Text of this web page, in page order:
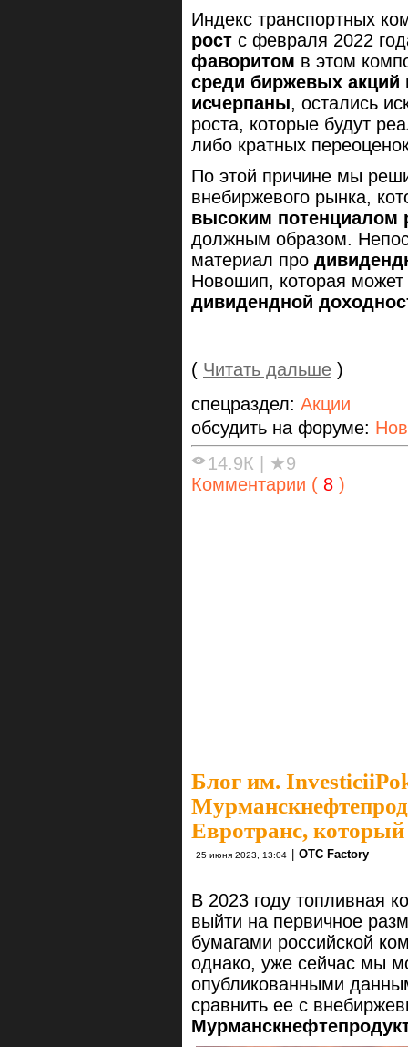
Индекс транспортных
рост с февраля 2022
фаворитом в этом
среди биржевых акций
исчерпаны, остались
роста, которые будут
либо кратных
По этой причине мы
внебиржевого рынка,
высоким потенциалом
должным образом.
материал про
Новошип, которая
дивидендной
( Читать дальше )
спецраздел: Акции
обсудить на форуме:
14.9К
★9
Комментарии ( 8 )
Блог им.
Евротранс,
25 июня 2023, 13:04 OTC Factory
В 2023 году топливная
выйти на первичное
бумагами российской
однако, уже сейчас мы
опубликованными
сравнить ее с